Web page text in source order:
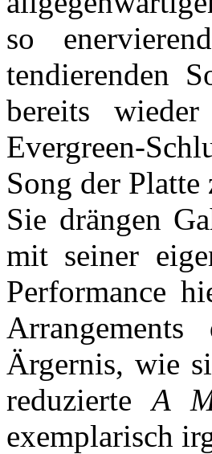
so
tendierenden
bereits
Evergreen-
Song der
Sie drängen
mit seiner
Performance
Ärgernis, wie
reduzierteA
exemplarisch